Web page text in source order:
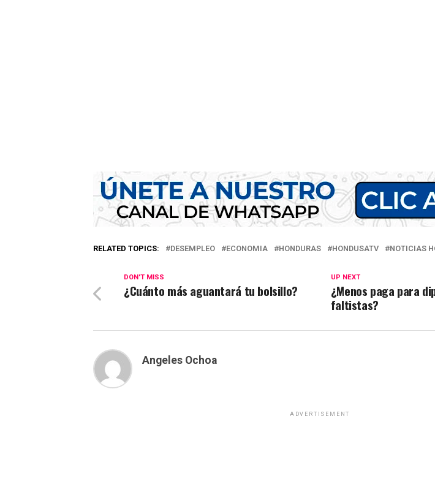
RELATED TOPICS: DESEMPLEO ECONOMIA HONDURAS HONDUSATV NOTICIAS
UP NEXT
¿Menos paga para
faltistas?
DON'T MISS
¿Cuánto más aguantará tu bolsillo?
Angeles Ochoa
ADVERTISEMENT